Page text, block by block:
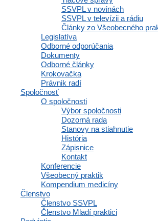
SSVPL v novinách
SSVPL v televízii a rádiu
Články zo Všeobecného
Legislatíva
Odborné odporúčania
Dokumenty
Odborné články
Krokovačka
Právnik radí
Spoločnosť
O spoločnosti
Výbor spoločnosti
Dozorná rada
Stanovy na stiahnutie
História
Zápisnice
Kontakt
Konferencie
Všeobecný praktik
Kompendium medicíny
Členstvo
Členstvo SSVPL
Členstvo Mladí praktici